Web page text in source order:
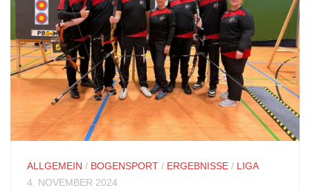
ALLGEMEIN / BOGENSPORT / ERGEBNISSE / LIGA
4. NOVEMBER 2024